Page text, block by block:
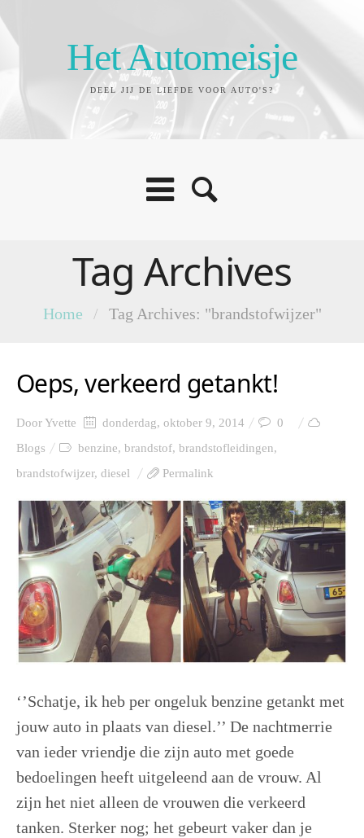
Het Automeisje
DEEL JIJ DE LIEFDE VOOR AUTO'S?
Tag Archives
Home / Tag Archives: "brandstofwijzer"
Oeps, verkeerd getankt!
DoorYvette donderdag, oktober 9, 2014
0
Blogs
benzine, brandstof, brandstofleidingen,
brandstofwijzer, diesel Permalink
‘’Schatje, ik heb per ongeluk benzine getankt met
jouw auto in plaats van diesel.’’ De nachtmerrie
van ieder vriendje die zijn auto met goede
bedoelingen heeft uitgeleend aan de vrouw. Al
zijn het niet alleen de vrouwen die verkeerd
tanken. Sterker nog; het gebeurt vaker dan je